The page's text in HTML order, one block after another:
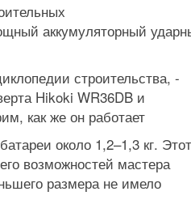
аккумуляторный
строительства, -
Hikoki WR36DB и
как же он работает
около 1,2–1,3 кг. Этот
возможностей мастера
размера не имело